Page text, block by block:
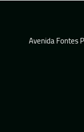
Avenida Fontes